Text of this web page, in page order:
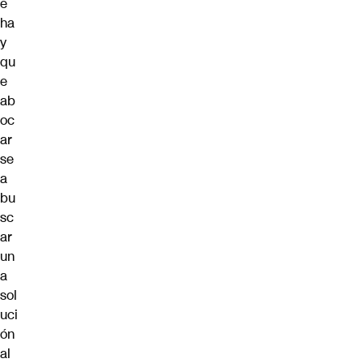
ha
y
qu
e
ab
oc
ar
se
a
bu
sc
ar
un
a
sol
uci
ón
al